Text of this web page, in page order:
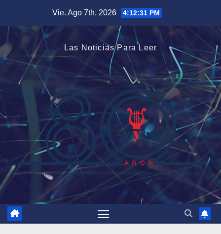
contenido
Vie. Ago 7th, 2026 4:12:32 PM
Las Noticias Para Leer